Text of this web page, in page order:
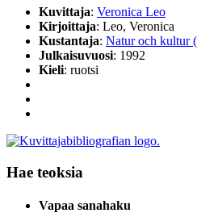
Kuvittaja: Veronica Leo
Kirjoittaja: Leo, Veronica
Kustantaja: Natur och kultur
Julkaisuvuosi: 1992
Kieli: ruotsi
Hae teoksia
Vapaa sanahaku